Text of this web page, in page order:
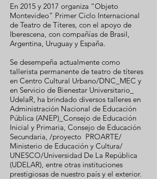
En 2015 y 2017 organiza “Objeto
Montevideo” Primer Ciclo Internacional
de Teatro de Títeres, con el apoyo de
Iberescena, con compañías de Brasil,
Argentina, Uruguay y España.
Se desempeña actualmente como
tallerista permanente de teatro de títeres
en Centro Cultural Urbano/DNC_MEC y
en Servicio de Bienestar Universitario_
UdelaR, ha brindado diversos talleres en
Administración Nacional de Educación
Pública (ANEP)_Consejo de Educación
Inicial y Primaria, Consejo de Educación
Secundaria, /proyecto PROARTE/
Ministerio de Educación y Cultura/
UNESCO/Universidad De La República
(UDELAR), entre otras instituciones
prestigiosas de nuestro país y el exterior.